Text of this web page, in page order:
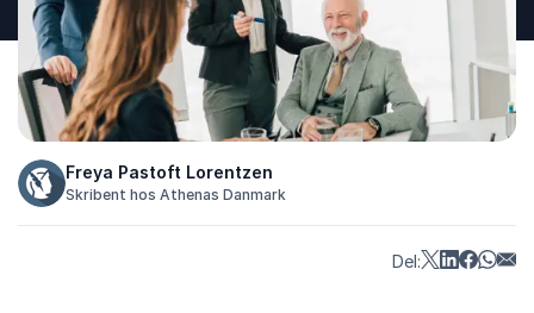
Freya Pastoft Lorentzen
Skribent hos Athenas Danmark
Del: